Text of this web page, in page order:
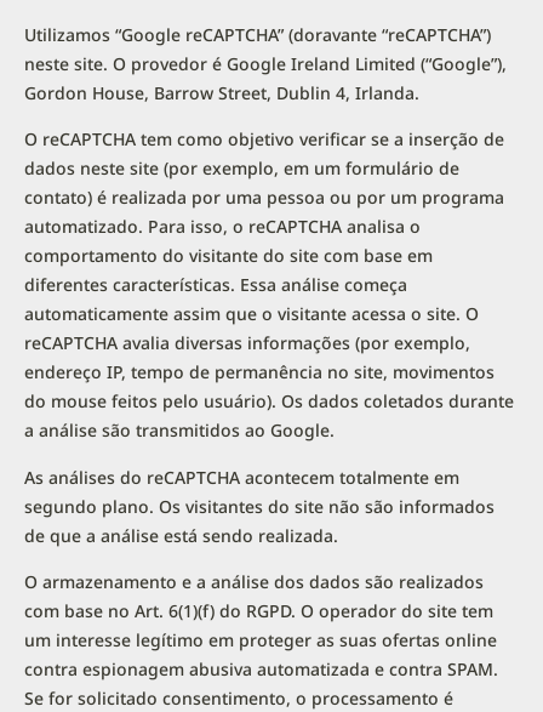
Utilizamos “Google reCAPTCHA” (doravante “reCAPTCHA”)
neste site. O provedor é Google Ireland Limited (“Google”),
Gordon House, Barrow Street, Dublin 4, Irlanda.
O reCAPTCHA tem como objetivo verificar se a inserção de
dados neste site (por exemplo, em um formulário de
contato) é realizada por uma pessoa ou por um programa
automatizado. Para isso, o reCAPTCHA analisa o
comportamento do visitante do site com base em
diferentes características. Essa análise começa
automaticamente assim que o visitante acessa o site. O
reCAPTCHA avalia diversas informações (por exemplo,
endereço IP, tempo de permanência no site, movimentos
do mouse feitos pelo usuário). Os dados coletados durante
a análise são transmitidos ao Google.
As análises do reCAPTCHA acontecem totalmente em
segundo plano. Os visitantes do site não são informados
de que a análise está sendo realizada.
O armazenamento e a análise dos dados são realizados
com base no Art. 6(1)(f) do RGPD. O operador do site tem
um interesse legítimo em proteger as suas ofertas online
contra espionagem abusiva automatizada e contra SPAM.
Se for solicitado consentimento, o processamento é